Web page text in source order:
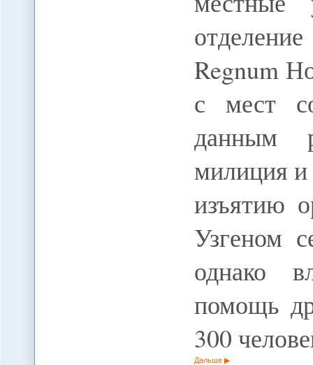
Regnum
с мест
данным
милиция и
изъятию
Узгеном
однако
помощь
300
Дальше